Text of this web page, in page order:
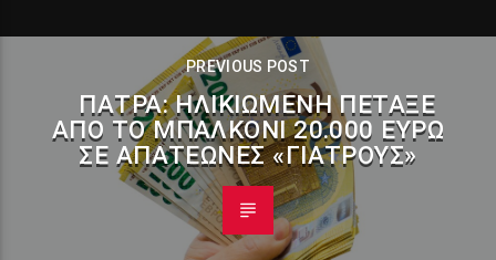
PREVIOUS POST
ΠΆΤΡΑ: ΗΛΙΚΙΩΜΈΝΗ ΠΈΤΑΞΕ
ΑΠΌ ΤΟ ΜΠΑΛΚΌΝΙ 20.000 ΕΥΡΏ
ΣΕ ΑΠΑΤΕΏΝΕΣ «ΓΙΑΤΡΟΎΣ»